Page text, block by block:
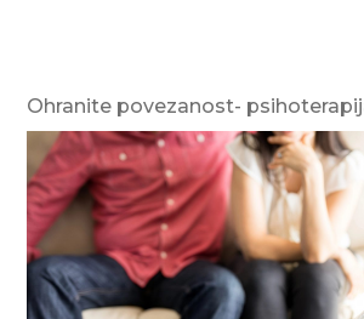
Ohranite povezanost-